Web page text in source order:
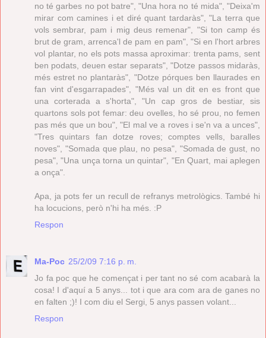
no té garbes no pot batre", "Una hora no té mida", "Deixa'm
mirar com camines i et diré quant tardaràs", "La terra que
vols sembrar, pam i mig deus remenar", "Si ton camp és
brut de gram, arrenca'l de pam en pam", "Si en l'hort arbres
vol plantar, no els pots massa aproximar: trenta pams, sent
ben podats, deuen estar separats", "Dotze passos midaràs,
més estret no plantaràs", "Dotze pórques ben llaurades en
fan vint d'esgarrapades", "Més val un dit en es front que
una corterada a s'horta", "Un cap gros de bestiar, sis
quartons sols pot femar: deu ovelles, ho sé prou, no femen
pas més que un bou", "El mal ve a roves i se'n va a unces",
"Tres quintars fan dotze roves; comptes vells, baralles
noves", "Somada que plau, no pesa", "Somada de gust, no
pesa", "Una unça torna un quintar", "En Quart, mai aplegen
a onça".
Apa, ja pots fer un recull de refranys metrològics. També hi
ha locucions, però n'hi ha més. :P
Respon
Ma-Poc 25/2/09 7:16 p. m.
Jo fa poc que he començat i per tant no sé com acabarà la
cosa! I d'aquí a 5 anys... tot i que ara com ara de ganes no
en falten ;)! I com diu el Sergi, 5 anys passen volant...
Respon